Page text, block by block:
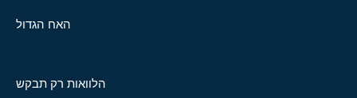
האח הגדול
הלוואות רק תבקש